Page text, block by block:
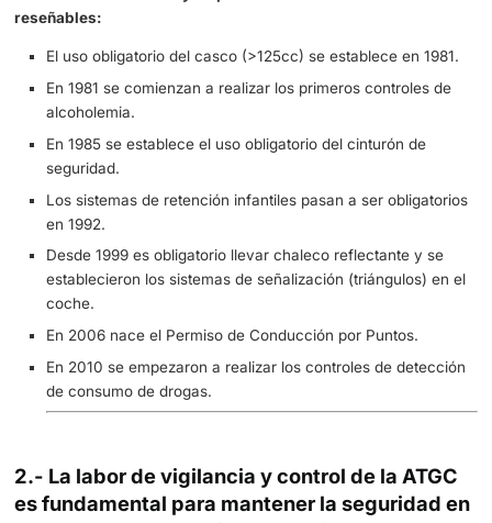
Tráfico de la Guardia Civil.
En 1960, el primer año del que se tienen estadísticas en
se registraron más de 1.300 fallecidos con un millón de
circulando.
Por ejemplo, 1989 fue año récord para la siniestralidad
de 9.000 personas fallecidas, y en 2017, con unos 32
vehículos en circulación los fallecidos fueron 1.830.
En los años 80 y 90, se intensificaron las campañas de
sensibilización y se promulgó legislación más estricta en
La introducción del Permiso de Conducción por Puntos
2006marcó un hito importante, estableciendo un
sanciones más severas para
responsabilidad al volante.
En el ámbito normativo y de prevención de accidentes